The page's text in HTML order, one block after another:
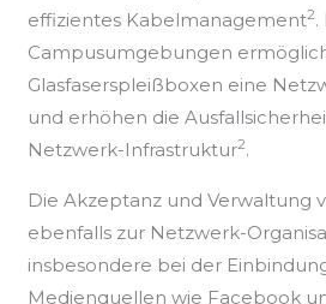
effizientes Kabelmanagement2.
Campusumgebungen
Glasfaserspleißboxen eine
und erhöhen die
Netzwerk-Infrastruktur2.
Die Akzeptanz und Verwaltung
ebenfalls zur Netzwerk-
insbesondere bei der
Medienquellen wie Facebook